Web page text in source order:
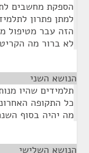
למתן פתרון
הזה עבר מטיפול
לא ברור מה
הנושא השני
תלמידים שהיו
כל התקופה
מה יהיה בסוף
הנושא השלישי